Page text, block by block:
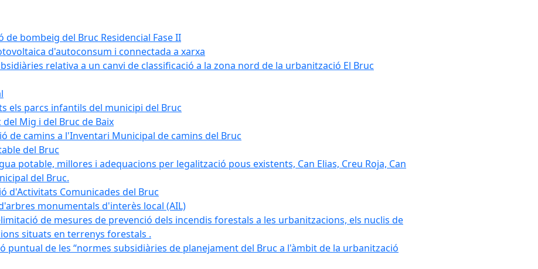
bombeig del Bruc Residencial Fase II
d'autoconsum i connectada a xarxa
relativa a un canvi de classificació a la zona nord de la urbanització El Bruc
els parcs infantils del municipi del Bruc
Mig i del Bruc de Baix
de camins a l'Inventari Municipal de camins del Bruc
del Bruc
potable, millores i adequacions per legalització pous existents, Can Elias, Creu Roja, Can
del Bruc.
d'Activitats Comunicades del Bruc
monumentals d'interès local (AIL)
de mesures de prevenció dels incendis forestals a les urbanitzacions, els nuclis de
situats en terrenys forestals .
puntual de les “normes subsidiàries de planejament del Bruc a l'àmbit de la urbanització